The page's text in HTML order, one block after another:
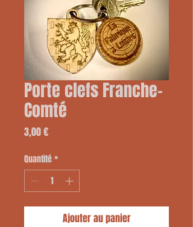
Porte clefs Franche-
Comté
3,00 €Prix
Quantité*
Ajouter au panier